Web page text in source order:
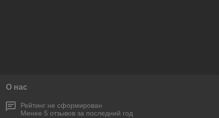
О нас
Рейтинг не сформирован
Менее 5 отзывов за последний год